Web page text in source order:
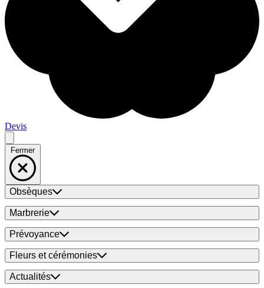
Devis
Fermer
Obsèques
Marbrerie
Prévoyance
Fleurs et cérémonies
Actualités